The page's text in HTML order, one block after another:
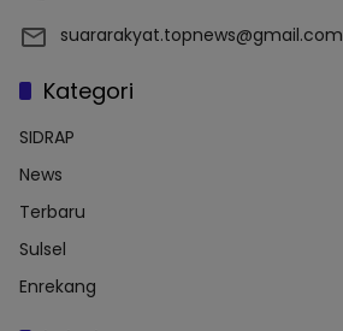
suararakyat.topnews@gmail.com
Kategori
SIDRAP
News
Terbaru
Sulsel
Enrekang